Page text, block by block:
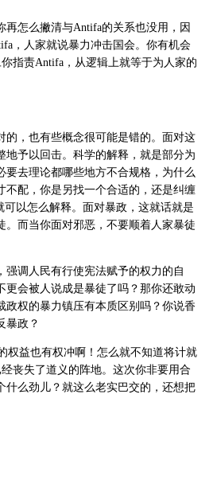
再怎么撇清与Antifa的关系也没用，因
，人家就说暴力冲击国会。你有机会
指责Antifa ，从逻辑上就等于为人家的
的，也有些概念很可能是错的。面对这
予以回击。科学的解释，就是部分为
去理论都哪些地方不合规格，为什么
不配，你是另找一个合适的，还是纠缠
以怎么解释。面对暴政，这就话就是
而当你面对邪恶，不要顺着人家暴徒
调人民有行使宪法赋予的权力的自
会被人说成是暴徒了吗？那你还敢动
政权的暴力镇压有本质区别吗？你说香
暴政？
权益也有权冲啊！怎么就不知道将计就
丧失了道义的阵地。这次你非要用合
什么劲儿？就这么老实巴交的，还想把